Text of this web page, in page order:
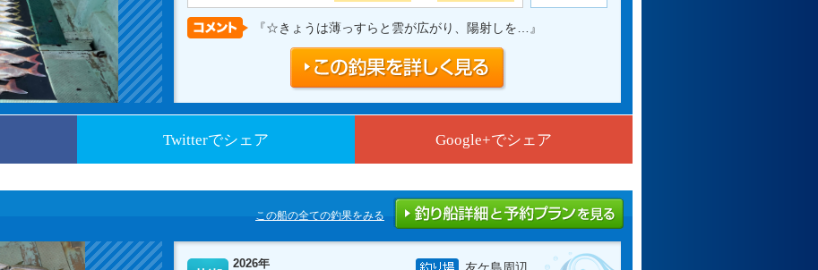
『☆きょうは薄っすらと雲が広がり、陽射しを… 』
Twitterでシェア Google+でシェア
この船の全ての釣果をみる
2026年